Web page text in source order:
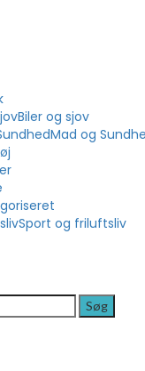
Biler og sjov
Mad og
Sport og friluftsliv